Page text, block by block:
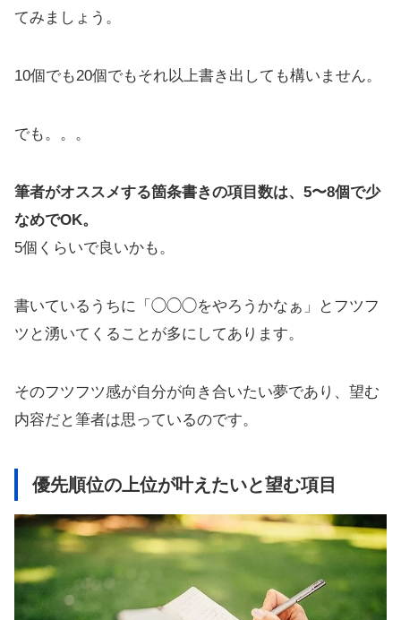
てみましょう。
10個でも20個でもそれ以上書き出しても構いません。
でも。。。
筆者がオススメする箇条書きの項目数は、5〜8個で少
なめでOK。
5個くらいで良いかも。
書いているうちに「◯◯◯をやろうかなぁ」とフツフ
ツと湧いてくることが多にしてあります。
そのフツフツ感が自分が向き合いたい夢であり、望む
内容だと筆者は思っているのです。
優先順位の上位が叶えたいと望む項目